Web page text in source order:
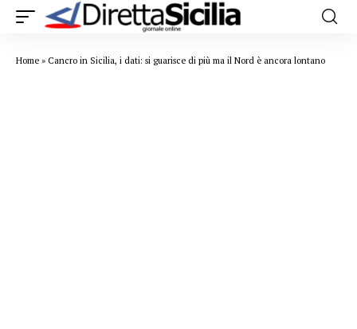
Home » Cancro in Sicilia, i dati: si guarisce di più ma il Nord è ancora lontano